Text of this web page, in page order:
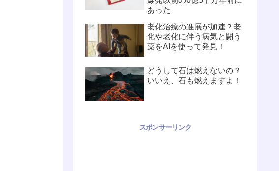
あった
老化治療の進展が加速？老
化や老化に伴う病気と闘う
薬をAIを使って発見！
どうして石は燃えないの？
いいえ、石も燃えますよ！
スポンサーリンク